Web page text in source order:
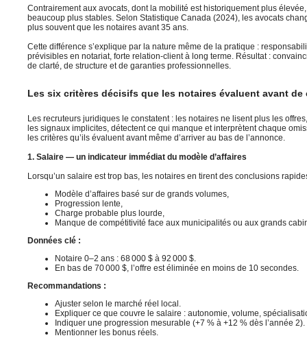
Contrairement aux avocats, dont la mobilité est historiquement plus
beaucoup plus stables. Selon Statistique Canada (2024), les avocats
plus souvent que les notaires avant 35 ans.
Cette différence s’explique par la nature même de la pratique :
prévisibles en notariat, forte relation-client à long terme. Résultat :
de clarté, de structure et de garanties professionnelles.
Les six critères décisifs que les notaires évaluent avant de
Les recruteurs juridiques le constatent : les notaires ne lisent plus les
les signaux implicites, détectent ce qui manque et interprètent chaque
les critères qu’ils évaluent avant même d’arriver au bas de l’annonce.
1. Salaire — un indicateur immédiat du modèle d’affaires
Lorsqu’un salaire est trop bas, les notaires en tirent des conclusions
Modèle d’affaires basé sur de grands volumes,
Progression lente,
Charge probable plus lourde,
Manque de compétitivité face aux municipalités ou aux grands
Données clé :
Notaire 0–2 ans : 68 000 $ à 92 000 $.
En bas de 70 000 $, l’offre est éliminée en moins de 10 secondes.
Recommandations :
Ajuster selon le marché réel local.
Expliquer ce que couvre le salaire : autonomie, volume,
Indiquer une progression mesurable (+7 % à +12 % dès l’année 2).
Mentionner les bonus réels.